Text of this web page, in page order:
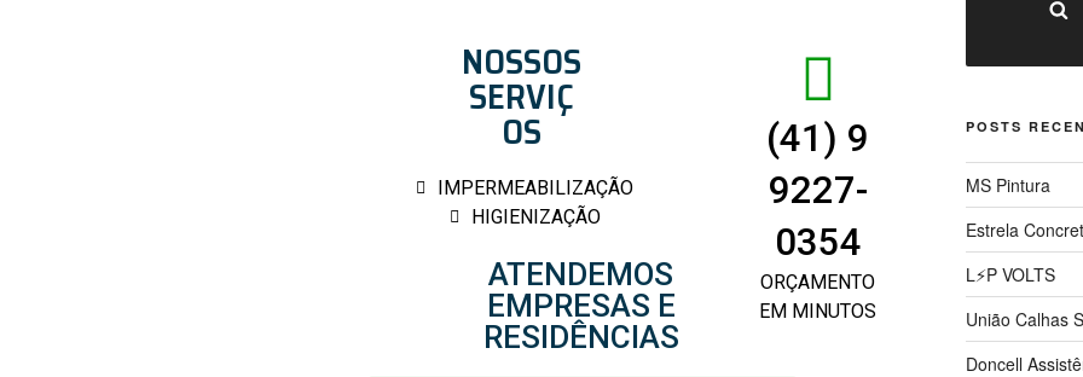
NOSSOS
SERVIÇ
OS
IMPERMEABILIZAÇÃO
HIGIENIZAÇÃO
ATENDEMOS
EMPRESAS E
RESIDÊNCIAS
(41) 9
9227-
0354
ORÇAMENTO
EM MINUTOS
POSTS
MS Pintura
Estrela
L⚡P VOLTS
União Calhas
Doncell